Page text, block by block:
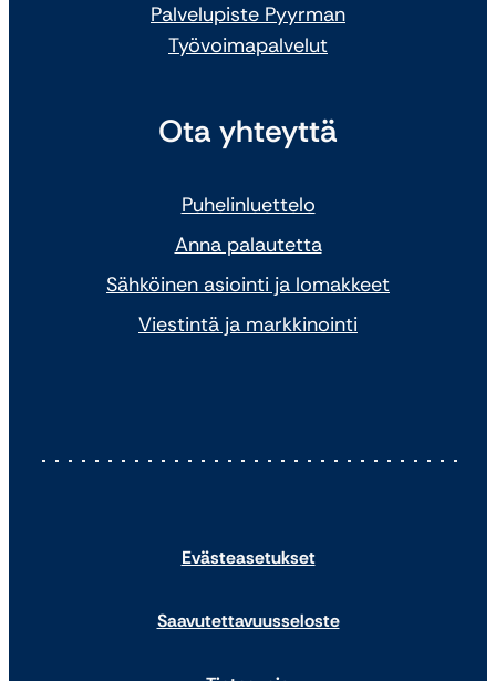
Palvelupiste Pyyrman
Työvoimapalvelut
Ota yhteyttä
Puhelinluettelo
Anna palautetta
Sähköinen asiointi ja lomakkeet
Viestintä ja markkinointi
Evästeasetukset
Saavutettavuusseloste